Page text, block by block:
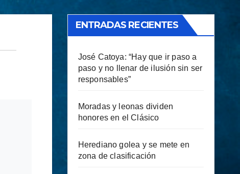
ENTRADAS RECIENTES
José Catoya: “Hay que ir paso a
paso y no llenar de ilusión sin ser
responsables”
Moradas y leonas dividen
honores en el Clásico
Herediano golea y se mete en
zona de clasificación